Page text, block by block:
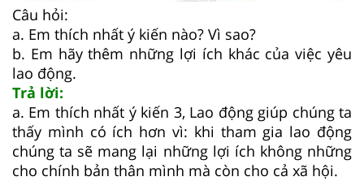
Câu hỏi:
a. Em thích nhất ý kiến nào? Vì sao?
b. Em hãy thêm những lợi ích khác của việc yêu
lao động.
Trả lời:
a. Em thích nhất ý kiến 3, Lao động giúp chúng ta
thấy mình có ích hơn vì: khi tham gia lao động
chúng ta sẽ mang lại những lợi ích không những
cho chính bản thân mình mà còn cho cả xã hội.